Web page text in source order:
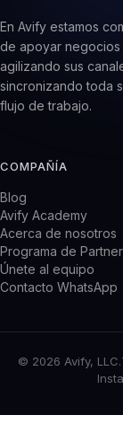
En Avify estamos
de apoyar negocios
agilizando sus
sincronizando toda
flujo de trabajo.
COMPAÑÍA
Blog
Avify Academy
Acerca de nosotros
Programa de
Únete al equipo
Contacto WhatsApp
Sistema de inventario
POS tiendas físicas
Marketing
© 2026 Avify, LLC.